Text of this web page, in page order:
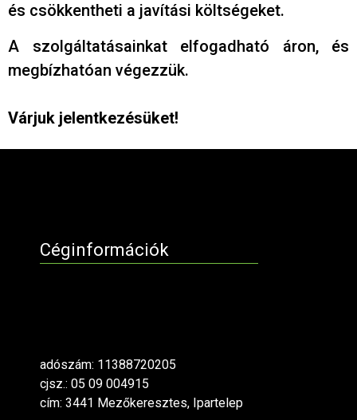
és csökkentheti a javítási költségeket.
A szolgáltatásainkat elfogadható áron, és
megbízhatóan végezzük.
Várjuk jelentkezésüket!
Céginformációk
adószám: 11388720205
cjsz.: 05 09 004915
cím: 3441 Mezőkeresztes, Ipartelep